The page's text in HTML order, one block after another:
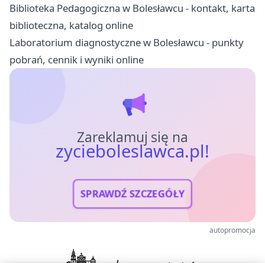
Biblioteka Pedagogiczna w Bolesławcu - kontakt, karta
biblioteczna, katalog online
Laboratorium diagnostyczne w Bolesławcu - punkty
pobrań, cennik i wyniki online
Zareklamuj się na
zycieboleslawca.pl!
SPRAWDŹ SZCZEGÓŁY
autopromocja